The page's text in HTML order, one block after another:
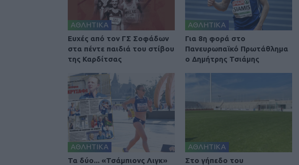
ΑΘΛΗΤΙΚΑ
Ευχές από τον ΓΣ Σοφάδων
στα πέντε παιδιά του στίβου
της Καρδίτσας
ΑΘΛΗΤΙΚΑ
Για 8η φορά στο
Πανευρωπαϊκό Πρωτάθλημα
ο Δημήτρης Τσιάμης
ΑΘΛΗΤΙΚΑ
Τα δύο... «Τσάμπιονς Λιγκ»
ΑΘΛΗΤΙΚΑ
Στο γήπεδο του